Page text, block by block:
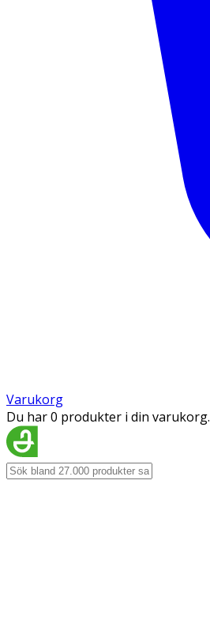
Varukorg
Du har 0 produkter i din varukorg.